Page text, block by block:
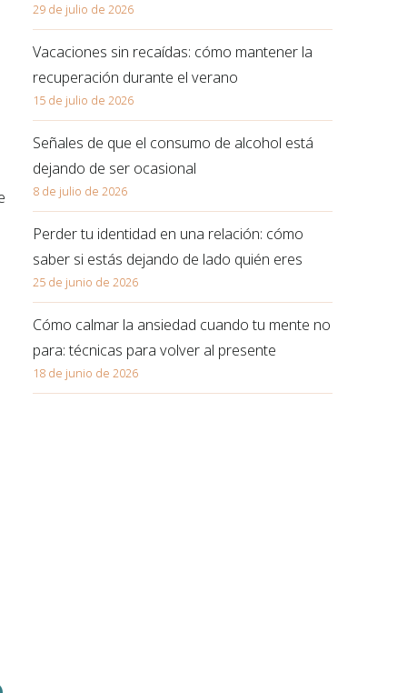
29 de julio de 2026
Vacaciones sin recaídas: cómo mantener la
recuperación durante el verano
15 de julio de 2026
Señales de que el consumo de alcohol está
dejando de ser ocasional
8 de julio de 2026
Perder tu identidad en una relación: cómo
saber si estás dejando de lado quién eres
25 de junio de 2026
Cómo calmar la ansiedad cuando tu mente no
para: técnicas para volver al presente
18 de junio de 2026